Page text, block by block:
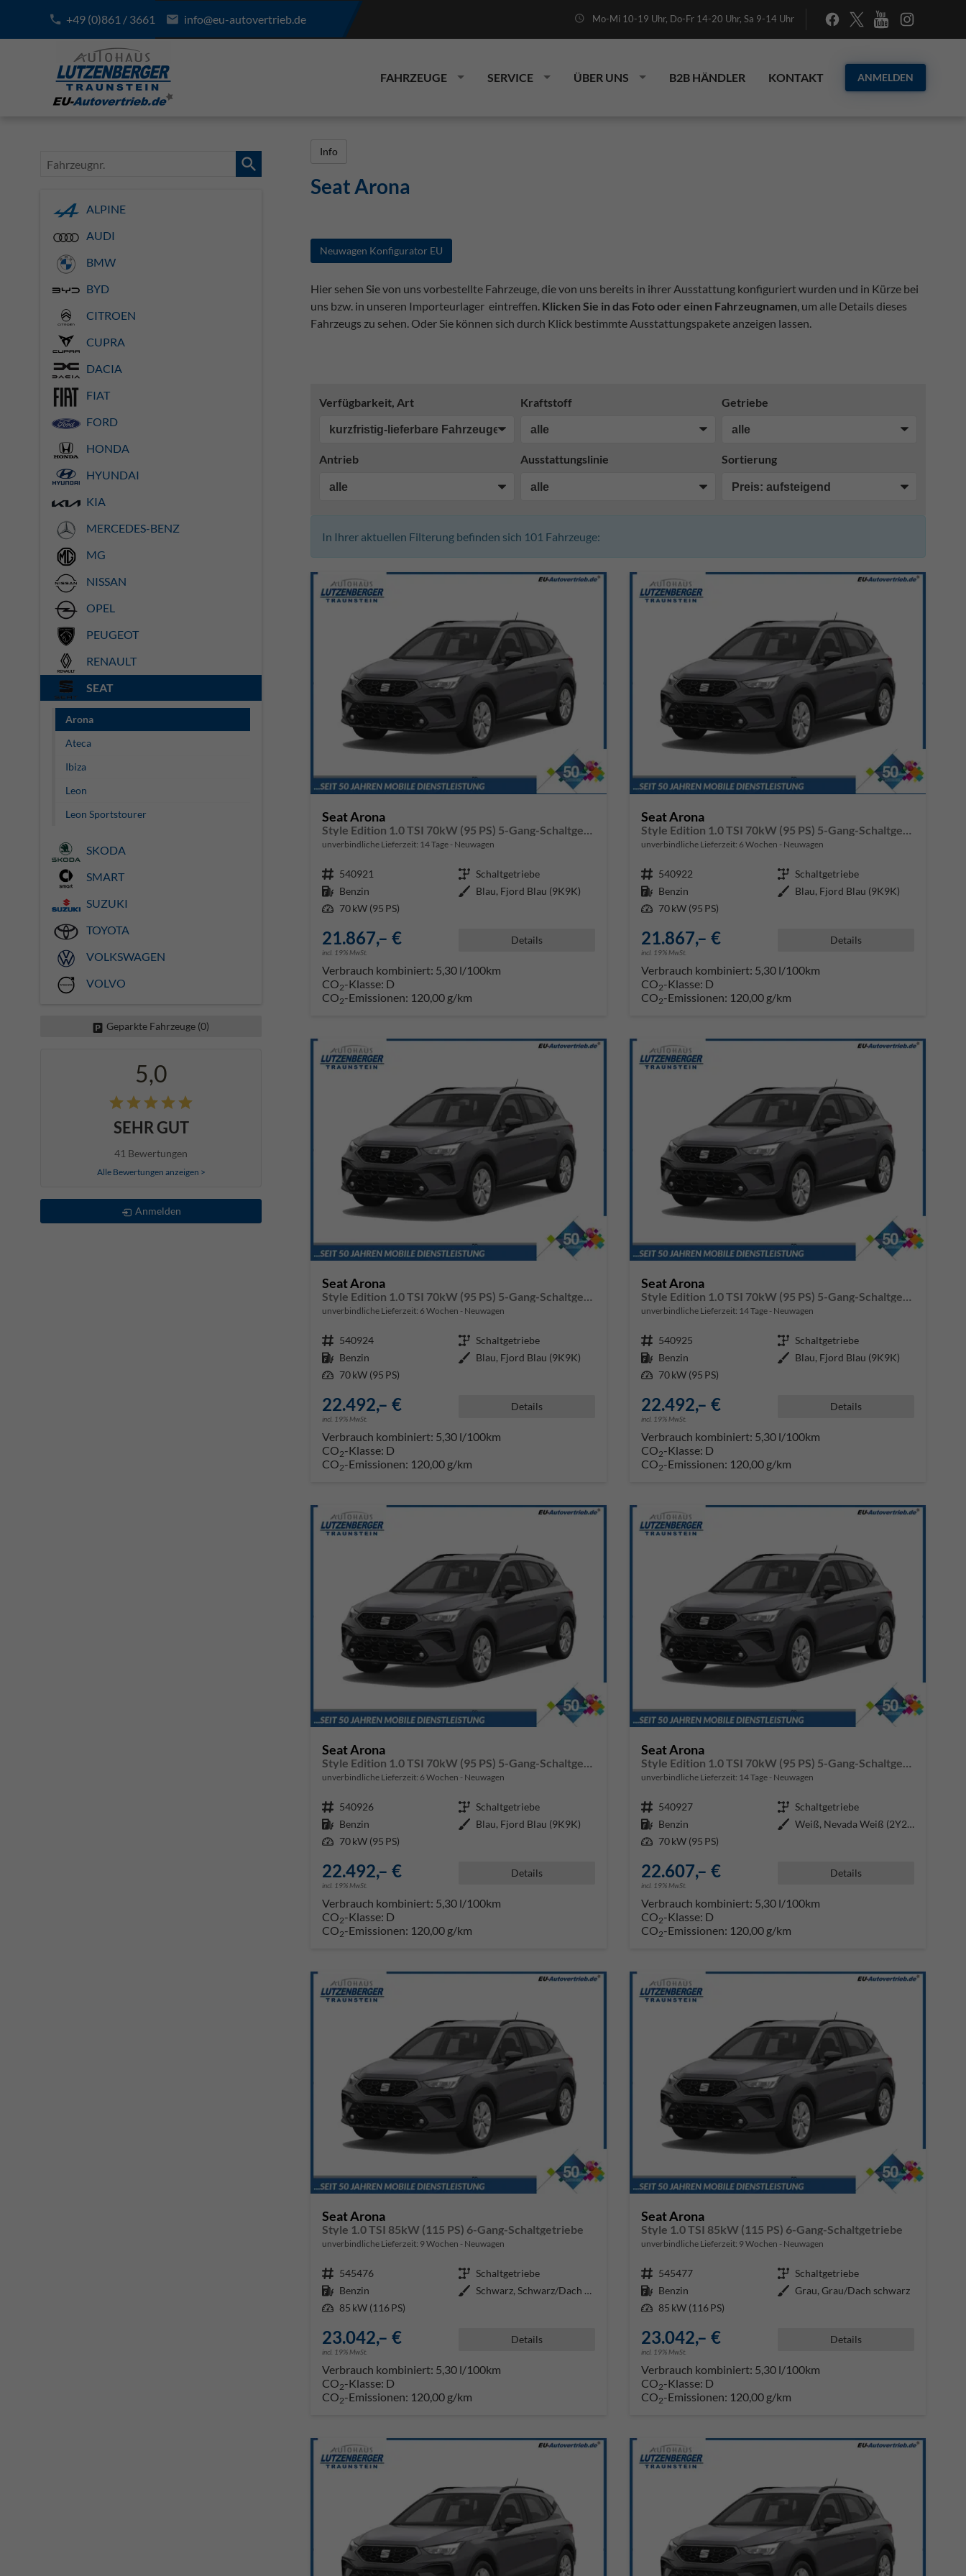
+49 (0)861 / 3661 info@eu-autovertrieb.de Mo-Mi 10-19 Uhr, Do-Fr 14-20 Uhr, Sa 9-14 Uhr
FAHRZEUGE SERVICE ÜBER UNS B2B HÄNDLER KONTAKT ANMELDEN
Info
Seat Arona
Neuwagen Konfigurator EU
Hier sehen Sie von uns vorbestellte Fahrzeuge, die von uns bereits in ihrer Ausstattung konfiguriert wurden und in Kürze bei
uns bzw. in unseren Importeurlager eintreffen. Klicken Sie in das Foto oder einen Fahrzeugnamen , um alle Details dieses
Fahrzeugs zu sehen. Oder Sie können sich durch Klick bestimmte Ausstattungspakete anzeigen lassen.
Verfügbarkeit, Art Kraftstoff Getriebe
Antrieb Ausstattungslinie Sortierung
In Ihrer aktuellen Filterung befinden sich 101 Fahrzeuge:
Seat Arona
Style Edition 1.0 TSI 70kW (95 PS) 5-Gang-Schaltgetriebe
unverbindliche Lieferzeit: 14 Tage Neuwagen
Fahrzeugnr. 540921 Getriebe Schaltgetriebe
Kraftstoff Benzin Außenfarbe Blau, Fjord Blau (9K9K)
Leistung 70 kW (95 PS)
21.867,– €
incl. 19% MwSt.
Details
Verbrauch kombiniert: 5,30 l/100km
CO2-Klasse: D
CO2-Emissionen: 120,00 g/km
Seat Arona
Style Edition 1.0 TSI 70kW (95 PS) 5-Gang-Schaltgetriebe
unverbindliche Lieferzeit: 6 Wochen Neuwagen
Fahrzeugnr. 540922 Getriebe Schaltgetriebe
Kraftstoff Benzin Außenfarbe Blau, Fjord Blau (9K9K)
Leistung 70 kW (95 PS)
21.867,– €
incl. 19% MwSt.
Details
Verbrauch kombiniert: 5,30 l/100km
CO2-Klasse: D
CO2-Emissionen: 120,00 g/km
Seat Arona
Style Edition 1.0 TSI 70kW (95 PS) 5-Gang-Schaltgetriebe
unverbindliche Lieferzeit: 6 Wochen Neuwagen
Fahrzeugnr. 540924 Getriebe Schaltgetriebe
Kraftstoff Benzin Außenfarbe Blau, Fjord Blau (9K9K)
Leistung 70 kW (95 PS)
22.492,– €
incl. 19% MwSt.
Details
Verbrauch kombiniert: 5,30 l/100km
CO2-Klasse: D
CO2-Emissionen: 120,00 g/km
Seat Arona
Style Edition 1.0 TSI 70kW (95 PS) 5-Gang-Schaltgetriebe
unverbindliche Lieferzeit: 14 Tage Neuwagen
Fahrzeugnr. 540925 Getriebe Schaltgetriebe
Kraftstoff Benzin Außenfarbe Blau, Fjord Blau (9K9K)
Leistung 70 kW (95 PS)
22.492,– €
incl. 19% MwSt.
Details
Verbrauch kombiniert: 5,30 l/100km
CO2-Klasse: D
CO2-Emissionen: 120,00 g/km
Seat Arona
Style Edition 1.0 TSI 70kW (95 PS) 5-Gang-Schaltgetriebe
unverbindliche Lieferzeit: 6 Wochen Neuwagen
Fahrzeugnr. 540926 Getriebe Schaltgetriebe
Kraftstoff Benzin Außenfarbe Blau, Fjord Blau (9K9K)
Leistung 70 kW (95 PS)
22.492,– €
incl. 19% MwSt.
Details
Verbrauch kombiniert: 5,30 l/100km
CO2-Klasse: D
CO2-Emissionen: 120,00 g/km
Seat Arona
Style Edition 1.0 TSI 70kW (95 PS) 5-Gang-Schaltgetriebe
unverbindliche Lieferzeit: 14 Tage Neuwagen
Fahrzeugnr. 540927 Getriebe Schaltgetriebe
Kraftstoff Benzin Außenfarbe
Weiß, Nevada Weiß (2Y2Y)
Leistung 70 kW (95 PS)
22.607,– €
incl. 19% MwSt.
Details
Verbrauch kombiniert: 5,30 l/100km
CO2-Klasse: D
CO2-Emissionen: 120,00 g/km
Seat Arona
Style 1.0 TSI 85kW (115 PS) 6-Gang-Schaltgetriebe
unverbindliche Lieferzeit: 9 Wochen Neuwagen
Fahrzeugnr. 545476 Getriebe Schaltgetriebe
Kraftstoff Benzin Außenfarbe
Schwarz, Schwarz/Dach grau
Leistung 85 kW (116 PS)
23.042,– €
incl. 19% MwSt.
Details
Verbrauch kombiniert: 5,30 l/100km
CO2-Klasse: D
CO2-Emissionen: 120,00 g/km
Seat Arona
Style 1.0 TSI 85kW (115 PS) 6-Gang-Schaltgetriebe
unverbindliche Lieferzeit: 9 Wochen Neuwagen
Fahrzeugnr. 545477 Getriebe Schaltgetriebe
Kraftstoff Benzin Außenfarbe Grau, Grau/Dach schwarz
Leistung 85 kW (116 PS)
23.042,– €
incl. 19% MwSt.
Details
Verbrauch kombiniert: 5,30 l/100km
CO2-Klasse: D
CO2-Emissionen: 120,00 g/km
Fahrzeugnr.
ALPINE
AUDI
BMW
BYD
CITROEN
CUPRA
DACIA
FIAT
FORD
HONDA
HYUNDAI
KIA
MERCEDES-BENZ
MG
NISSAN
OPEL
PEUGEOT
RENAULT
SEAT
Arona
Ateca
Ibiza
Leon
Leon Sportstourer
SKODA
SMART
SUZUKI
TOYOTA
VOLKSWAGEN
VOLVO
Geparkte Fahrzeuge (0)
5,0
SEHR GUT
41 Bewertungen
Alle Bewertungen anzeigen >
Anmelden